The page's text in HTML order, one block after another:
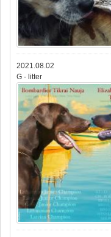
2021.08.02
G - litter